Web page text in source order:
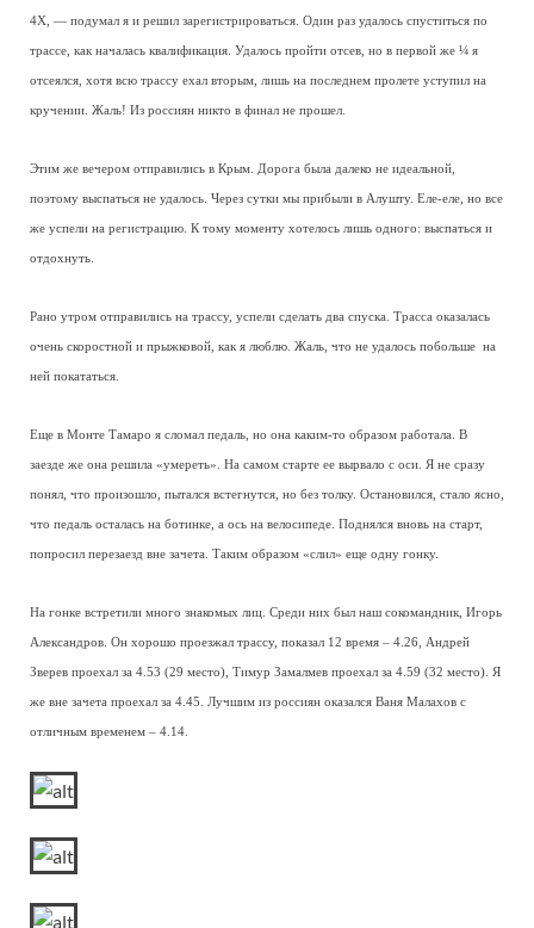
4Х, — подумал я и решил зарегистрироваться. Один раз удалось спуститься по
трассе, как началась квалификация. Удалось пройти отсев, но в первой же ¼ я
отсеялся, хотя всю трассу ехал вторым, лишь на последнем пролете уступил на
кручении. Жаль! Из россиян никто в финал не прошел.
Этим же вечером отправились в Крым. Дорога была далеко не идеальной,
поэтому выспаться не удалось. Через сутки мы прибыли в Алушту. Еле-еле, но все
же успели на регистрацию. К тому моменту хотелось лишь одного: выспаться и
отдохнуть.
Рано утром отправились на трассу, успели сделать два спуска. Трасса оказалась
очень скоростной и прыжковой, как я люблю. Жаль, что не удалось побольше на
ней покататься.
Еще в Монте Тамаро я сломал педаль, но она каким-то образом работала. В
заезде же она решила «умереть». На самом старте ее вырвало с оси. Я не сразу
понял, что произошло, пытался встегнутся, но без толку. Остановился, стало ясно,
что педаль осталась на ботинке, а ось на велосипеде. Поднялся вновь на старт,
попросил перезаезд вне зачета. Таким образом «слил» еще одну гонку.
На гонке встретили много знакомых лиц. Среди них был наш сокомандник, Игорь
Александров. Он хорошо проезжал трассу, показал 12 время – 4.26, Андрей
Зверев проехал за 4.53 (29 место), Тимур Замалмев проехал за 4.59 (32 место). Я
же вне зачета проехал за 4.45. Лучшим из россиян оказался Ваня Малахов с
отличным временем – 4.14.